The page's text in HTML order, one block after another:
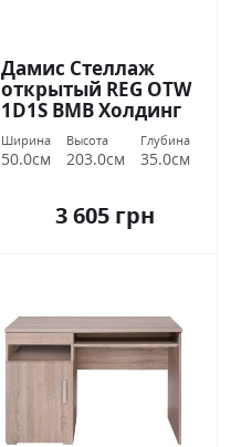
Дамис Стеллаж
открытый REG OTW
1D1S ВМВ Холдинг
Ширина
50.0см
Высота
203.0см
Глубина
35.0см
3 605 грн